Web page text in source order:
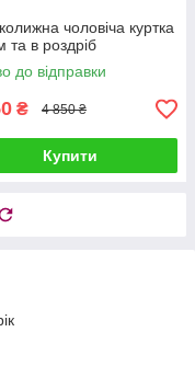
чоловіча куртка
та в роздріб
до відправки
₴ 4 850 ₴
Купити